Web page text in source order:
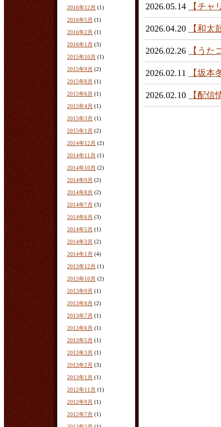
2016年12月 (1)
2016年5月 (1)
2016年2月 (1)
2016年1月 (3)
2015年10月 (1)
2015年9月 (2)
2015年8月 (1)
2015年6月 (1)
2015年4月 (1)
2015年3月 (1)
2015年1月 (2)
2014年12月 (2)
2014年11月 (1)
2014年10月 (2)
2014年9月 (2)
2014年8月 (2)
2014年7月 (3)
2014年6月 (3)
2014年5月 (1)
2014年3月 (2)
2014年1月 (4)
2013年12月 (1)
2013年10月 (2)
2013年9月 (1)
2013年8月 (2)
2013年7月 (1)
2013年6月 (1)
2013年5月 (1)
2013年3月 (1)
2013年2月 (3)
2013年1月 (1)
2012年11月 (1)
2012年9月 (1)
2012年7月 (1)
2026.05.14 【チ
2026.04.20 【和太
2026.02.26 【うた
2026.02.11 【坂本
2026.02.10 【配信